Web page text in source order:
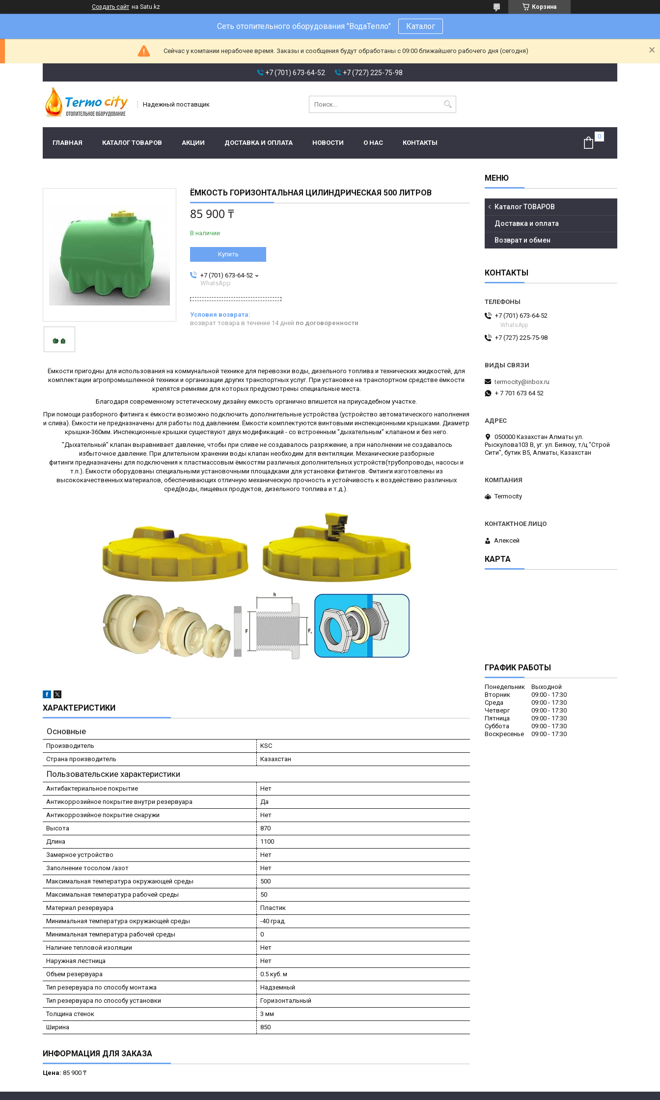
Создать сайт на Satu.kz Корзина
Сеть отопительного оборудования "ВодаТепло" Каталог
Сейчас у компании нерабочее время. Заказы и сообщения будут обработаны с 09:00 ближайшего рабочего дня (сегодня)
+7 (701) 673-64-52 +7 (727) 225-75-98
Надежный поставщик
ГЛАВНАЯ КАТАЛОГ ТОВАРОВ АКЦИИ ДОСТАВКА И ОПЛАТА НОВОСТИ О НАС КОНТАКТЫ
ЁМКОСТЬ ГОРИЗОНТАЛЬНАЯ ЦИЛИНДРИЧЕСКАЯ 500 ЛИТРОВ
85 900 ₸
В наличии
Купить
+7 (701) 673-64-52
WhatsApp
возврат товара в течение 14 дней по договоренности
Ёмкости пригодны для использования на коммунальной технике для перевозки воды, дизельного топлива и технических жидкостей, для
комплектации агропромышленной техники и организации других транспортных услуг. При установке на транспортном средстве ёмкости
крепятся ремнями для которых предусмотрены специальные места.
Благодаря современному эстетическому дизайну емкость органично впишется на приусадебном участке.
При помощи разборного фитинга к ёмкости возможно подключить дополнительные устройства (устройство автоматического наполнения
и слива). Ёмкости не предназначены для работы под давлением. Ёмкости комплектуются винтовыми инспекционными крышками. Диаметр
крышки-360мм. Инспекционные крышки существуют двух модификаций - со встроенным "дыхательным" клапаном и без него.
"Дыхательный" клапан выравнивает давление, чтобы при сливе не создавалось разряжение, а при наполнении не создавалось
избыточное давление. При длительном хранении воды клапан необходим для вентиляции. Механические разборные
фитинги предназначены для подключения к пластмассовым ёмкостям различных дополнительных устройств(трубопроводы, насосы и
т.п.). Ёмкости оборудованы специальными установочными площадками для установки фитингов. Фитинги изготовлены из
высококачественных материалов, обеспечивающих отличную механическую прочность и устойчивость к воздействию различных
сред(воды, пищевых продуктов, дизельного топлива и т.д.).
ХАРАКТЕРИСТИКИ
Основные
Производитель
KSC
Страна производитель
Казахстан
Пользовательские характеристики
Антибактериальное покрытие
Нет
Антикоррозийное покрытие внутри резервуара
Да
Антикоррозийное покрытие снаружи
Нет
Высота
870
Длина
1100
Замерное устройство
Нет
Заполнение тосолом /азот
Нет
Максимальная температура окружающей среды
500
Максимальная температура рабочей среды
50
Материал резервуара
Пластик
Минимальная температура окружающей среды
-40 град.
Минимальная температура рабочей среды
0
Наличие тепловой изоляции
Нет
Наружная лестница
Нет
Объем резервуара
0.5 куб. м
Тип резервуара по способу монтажа
Надземный
Тип резервуара по способу установки
Горизонтальный
Толщина стенок
3 мм
Ширина
850
ИНФОРМАЦИЯ ДЛЯ ЗАКАЗА
Цена: 85 900 ₸
Каталог ТОВАРОВ
Доставка и оплата
Возврат и обмен
КОНТАКТЫ
+7 (701) 673-64-52
WhatsApp
+7 (727) 225-75-98
termocity@inbox.ru
+ 7 701 673 64 52
050000 Казахстан Алматы ул.
Рыскулова103 В, уг. ул. Биянху, т/ц "Строй
Сити", бутик В5, Алматы, Казахстан
Termocity
Алексей
КАРТА
ГРАФИК РАБОТЫ
Понедельник
Выходной
Вторник
09:00
17:30
Среда
09:00
17:30
Четверг
09:00
17:30
Пятница
09:00
17:30
Суббота
09:00
17:30
Воскресенье
09:00 17:30